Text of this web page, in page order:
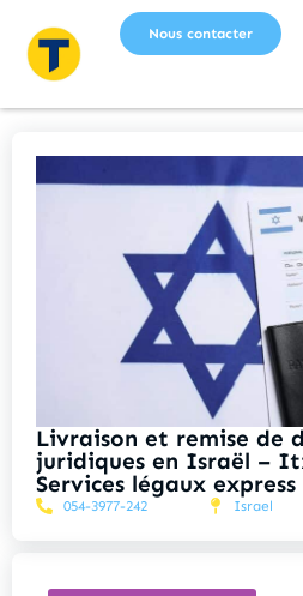
Nous contacter
Livraison et remise de
juridiques en Israël –
Services légaux express
054-3977-242 Israel